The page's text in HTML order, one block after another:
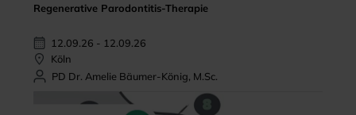
Regenerative Parodontitis-Therapie
12.09.26 - 12.09.26
Köln
PD Dr. Amelie Bäumer-König, M.Sc.